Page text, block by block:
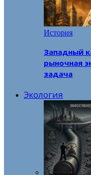
История
Западный
рыночная
задача
Экология